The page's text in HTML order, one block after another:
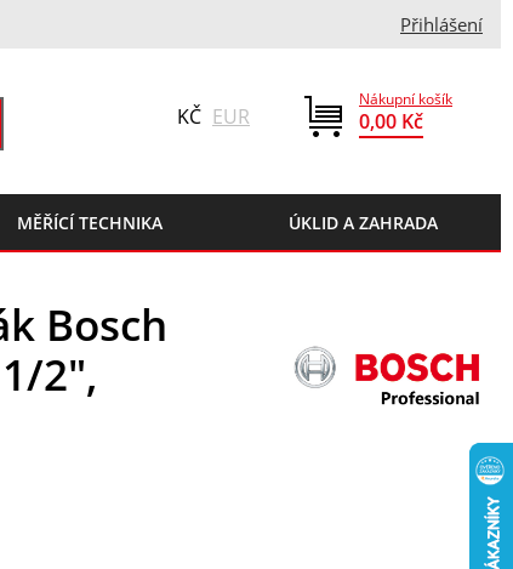
Přihlášení
Nákupní košík
0,00 Kč
KČ EUR
MĚŘÍCÍ TECHNIKA ÚKLID A ZAHRADA
Bosch
2",